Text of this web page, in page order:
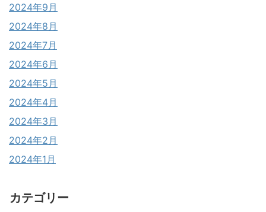
2024年9月
2024年8月
2024年7月
2024年6月
2024年5月
2024年4月
2024年3月
2024年2月
2024年1月
カテゴリー